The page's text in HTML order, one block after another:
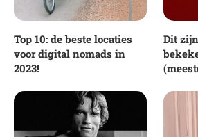
Top 10: de beste locaties
voor digital nomads in
2023!
Dit